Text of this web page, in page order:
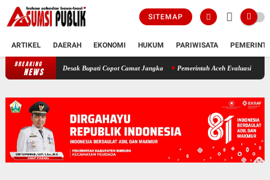
SITEMAP
ARTIKEL DAERAH EKONOMI HUKUM PARIWISATA
BREAKING
NEWS Polemik SKT Korban Bencana di Bireuen: Pimpinan DPRK Desak Bupati